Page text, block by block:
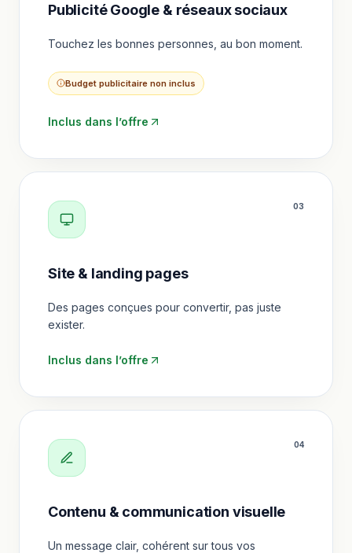
Publicité Google & réseaux sociaux
Touchez les bonnes personnes, au bon moment.
Budget publicitaire non inclus
Inclus dans l’offre
03
Site & landing pages
Des pages conçues pour convertir, pas juste
exister.
Inclus dans l’offre
04
Contenu & communication visuelle
Un message clair, cohérent sur tous vos